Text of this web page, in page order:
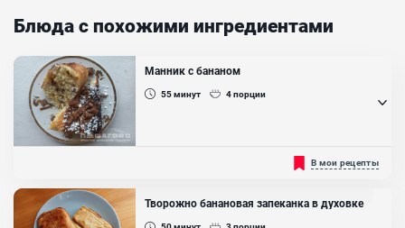
Блюда с похожими ингредиентами
Манник с бананом
55минут 4порции
Манник по этому рецепту завораживает своей нежностью и
мягкостью, а также подкупает простотой приготовления. Он с
успехом заменит надоевшую манную кашу. ...
В мои рецепты
Творожно банановая запеканка в духовке